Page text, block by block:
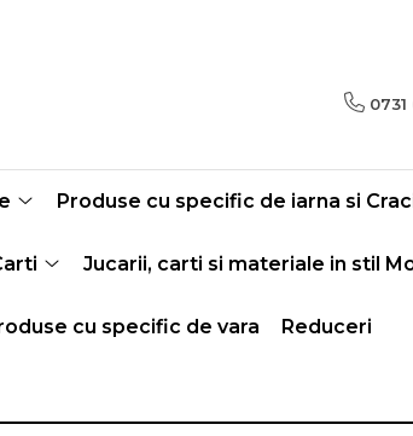
Produse cu specific de iarna si
Jucarii, carti si materiale in stil
cu specific de vara Reduceri